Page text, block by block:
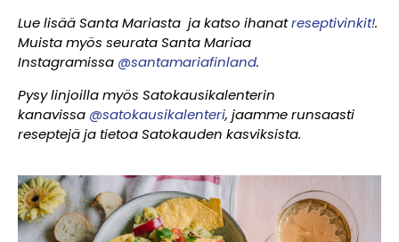
Lue lisää Santa Mariasta ja katso ihanatreseptivinkit!.
Muista myös seurata Santa Mariaa
Instagramissa @santamariafinland.
Pysy linjoilla myös Satokausikalenterin
kanavissa @satokausikalenteri, jaamme runsaasti
reseptejä ja tietoa Satokauden kasviksista.